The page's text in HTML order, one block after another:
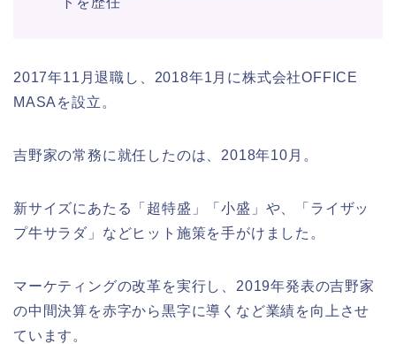
2017年11月退職し、2018年1月に株式会社OFFICE
MASAを設立。
吉野家の常務に就任したのは、2018年10月。
新サイズにあたる「超特盛」「小盛」や、「ライザッ
プ牛サラダ」などヒット施策を手がけました。
マーケティングの改革を実行し、2019年発表の吉野家
の中間決算を赤字から黒字に導くなど業績を向上させ
ています。